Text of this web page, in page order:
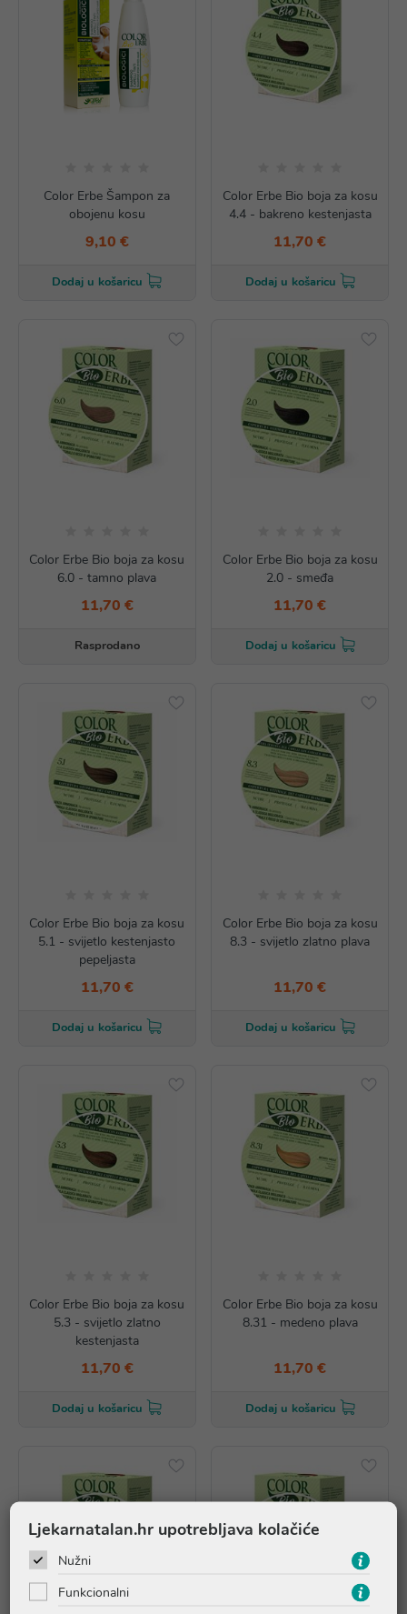
Color Erbe Šampon za
obojenu kosu
9,10 €
Dodaj u košaricu
Color Erbe Bio boja za kosu
4.4 - bakreno kestenjasta
11,70 €
Dodaj u košaricu
Color Erbe Bio boja za kosu
6.0 - tamno plava
11,70 €
Rasprodano
Color Erbe Bio boja za kosu
2.0 - smeđa
11,70 €
Dodaj u košaricu
Color Erbe Bio boja za kosu
5.1 - svijetlo kestenjasto
pepeljasta
11,70 €
Dodaj u košaricu
Color Erbe Bio boja za kosu
8.3 - svijetlo zlatno plava
11,70 €
Dodaj u košaricu
Color Erbe Bio boja za kosu
5.3 - svijetlo zlatno
kestenjasta
11,70 €
Dodaj u košaricu
Color Erbe Bio boja za kosu
8.31 - medeno plava
11,70 €
Dodaj u košaricu
Ljekarnatalan.hr upotrebljava kolačiće
Nužni
Funkcionalni